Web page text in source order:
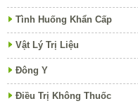
Tình Huống Khẩn Cấp
Vật Lý Trị Liệu
Đông Y
Điều Trị Không Thuốc